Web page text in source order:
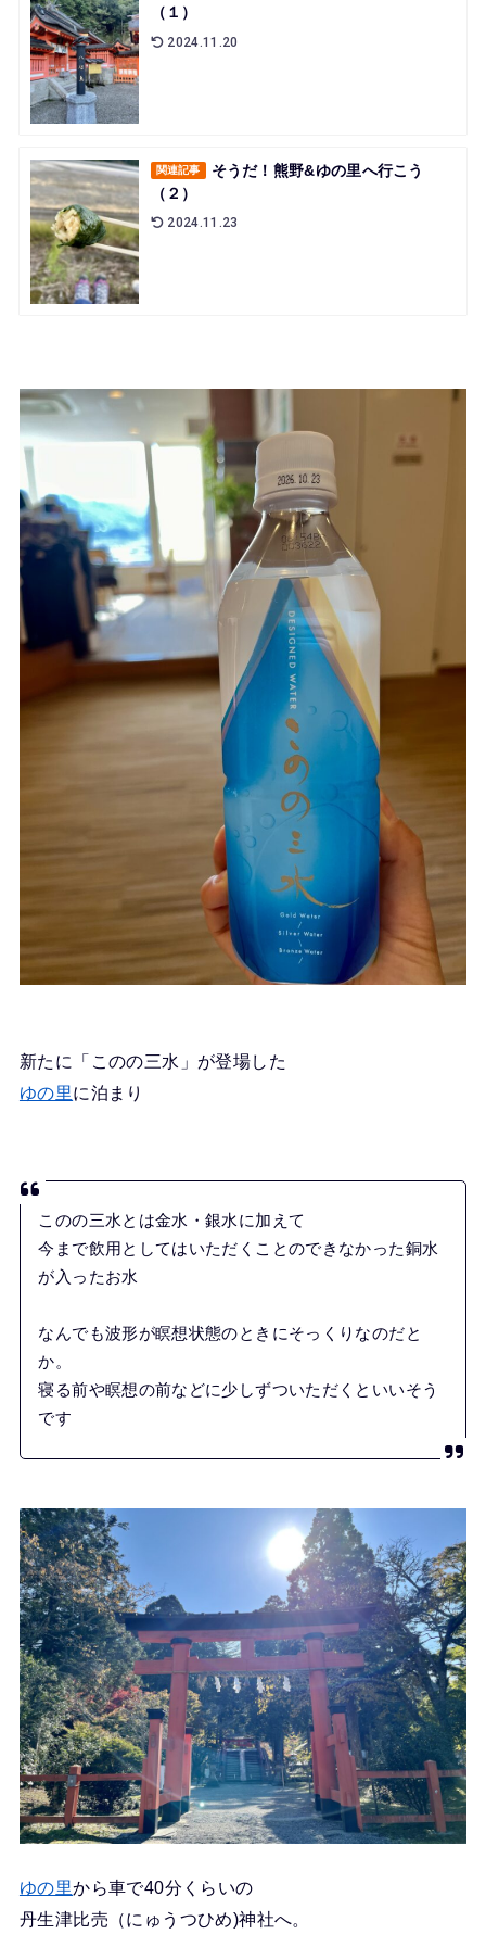
（１）
2024.11.20
関連記事
そうだ！熊野&ゆの里へ行こう
（２）
2024.11.23
新たに「このの三水」が登場した
ゆの里に泊まり
このの三水とは金水・銀水に加えて
今まで飲用としてはいただくことのできなかった銅水
が入ったお水
なんでも波形が瞑想状態のときにそっくりなのだと
か。
寝る前や瞑想の前などに少しずついただくといいそう
です
ゆの里から車で40分くらいの
丹生津比売（にゅうつひめ)神社へ。